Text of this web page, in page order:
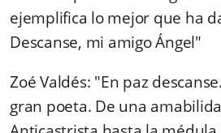
ejemplifica lo mejor que ha
Descanse, mi amigo Ángel"
Zoé Valdés: "En paz
gran poeta. De una